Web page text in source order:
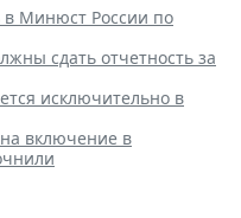
в Минюст России по
сдать отчетность за
исключительно в
включение в